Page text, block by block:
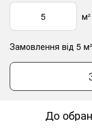
м²
Замовлення від 5 м²
До